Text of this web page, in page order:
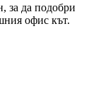
за да подобри
офис кът.